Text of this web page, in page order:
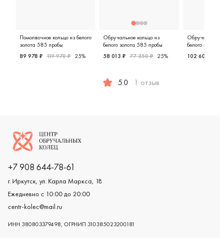
Помолвочное кольцо из белого
золота 585 пробы
Женские, белое золото 585 пробы, помолвочное
89 978 ₽ 119 970 ₽ 25%
Обручальное кольцо из
белого золота 585 пробы
58 013 ₽ 77 350 ₽ 25%
5.0 1 отзыв
белого
102 600 ₽
Логотип компании
+7 908 644-78-61
г. Иркутск, ул. Карла Маркса, 18
Ежедневно с 10:00 до 20:00
centr-kolec@mail.ru
ИНН 380803379498, ОГРНИП 310385023200181